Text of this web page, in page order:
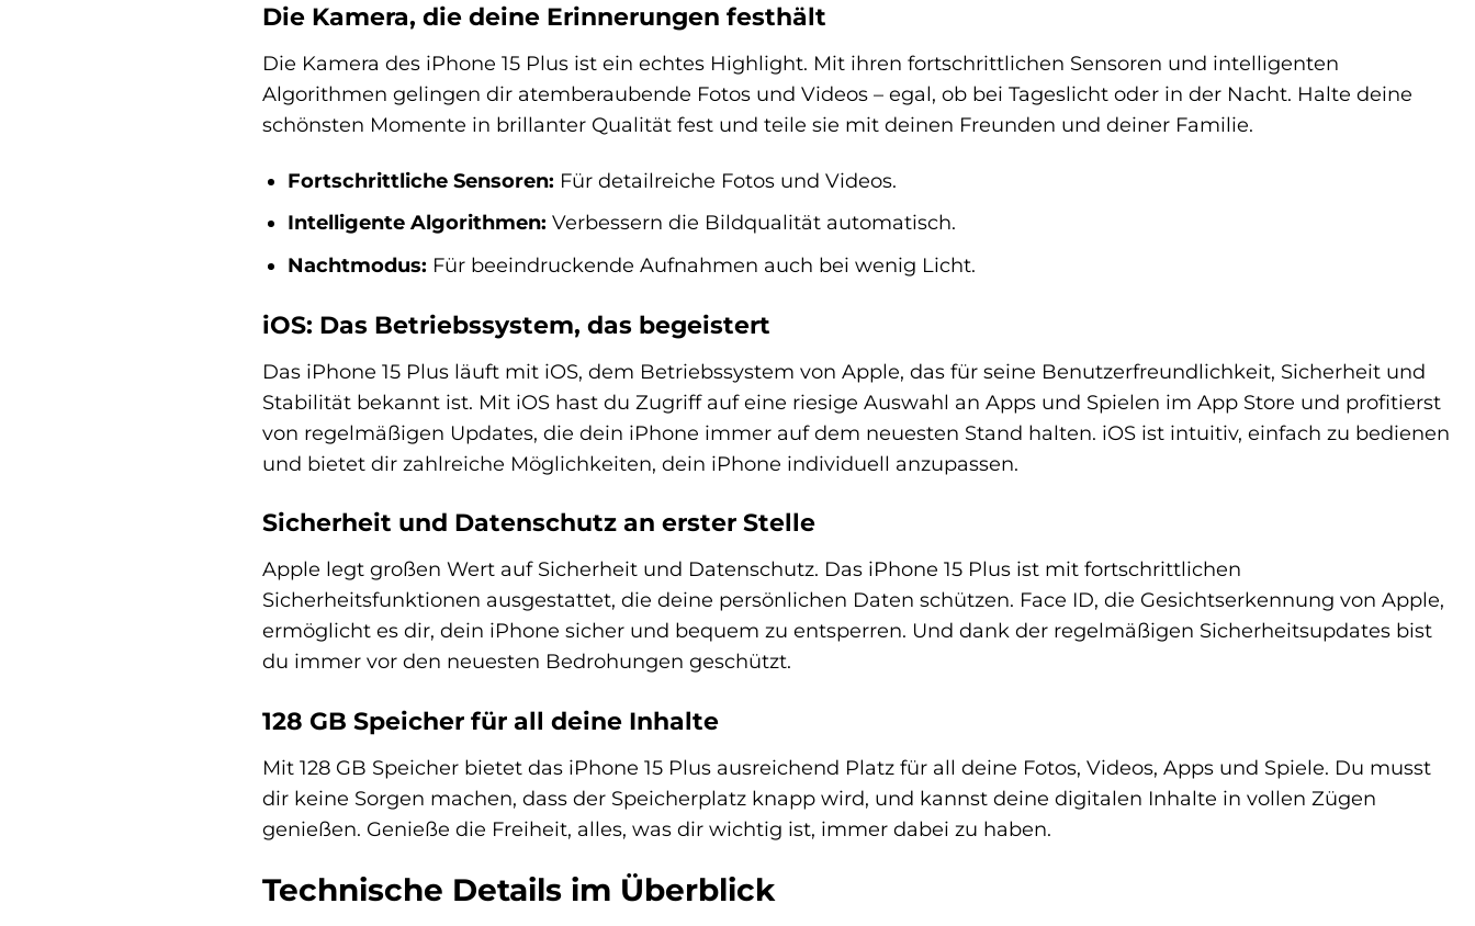
Die Kamera, die deine Erinnerungen festhält
Die Kamera des iPhone 15 Plus ist ein echtes Highlight. Mit ihren fortschrittlichen Sensoren und intelligenten
Algorithmen gelingen dir atemberaubende Fotos und Videos – egal, ob bei Tageslicht oder in der Nacht. Halte deine
schönsten Momente in brillanter Qualität fest und teile sie mit deinen Freunden und deiner Familie.
Fortschrittliche Sensoren: Für detailreiche Fotos und Videos.
Intelligente Algorithmen: Verbessern die Bildqualität automatisch.
Nachtmodus: Für beeindruckende Aufnahmen auch bei wenig Licht.
iOS: Das Betriebssystem, das begeistert
Das iPhone 15 Plus läuft mit iOS, dem Betriebssystem von Apple, das für seine Benutzerfreundlichkeit, Sicherheit und
Stabilität bekannt ist. Mit iOS hast du Zugriff auf eine riesige Auswahl an Apps und Spielen im App Store und profitierst
von regelmäßigen Updates, die dein iPhone immer auf dem neuesten Stand halten. iOS ist intuitiv, einfach zu bedienen
und bietet dir zahlreiche Möglichkeiten, dein iPhone individuell anzupassen.
Sicherheit und Datenschutz an erster Stelle
Apple legt großen Wert auf Sicherheit und Datenschutz. Das iPhone 15 Plus ist mit fortschrittlichen
Sicherheitsfunktionen ausgestattet, die deine persönlichen Daten schützen. Face ID, die Gesichtserkennung von Apple,
ermöglicht es dir, dein iPhone sicher und bequem zu entsperren. Und dank der regelmäßigen Sicherheitsupdates bist
du immer vor den neuesten Bedrohungen geschützt.
128 GB Speicher für all deine Inhalte
Mit 128 GB Speicher bietet das iPhone 15 Plus ausreichend Platz für all deine Fotos, Videos, Apps und Spiele. Du musst
dir keine Sorgen machen, dass der Speicherplatz knapp wird, und kannst deine digitalen Inhalte in vollen Zügen
genießen. Genieße die Freiheit, alles, was dir wichtig ist, immer dabei zu haben.
Technische Details im Überblick